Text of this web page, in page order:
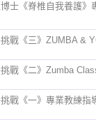
士《脊椎自我養護》
戰《三》ZUMBA &
戰《二》Zumba
戰《一》專業教練指